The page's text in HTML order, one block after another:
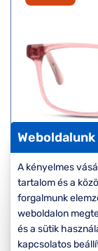
A kényelmes
tartalom és a
forgalmunk
weboldalon
és a sütik
kapcsolatos